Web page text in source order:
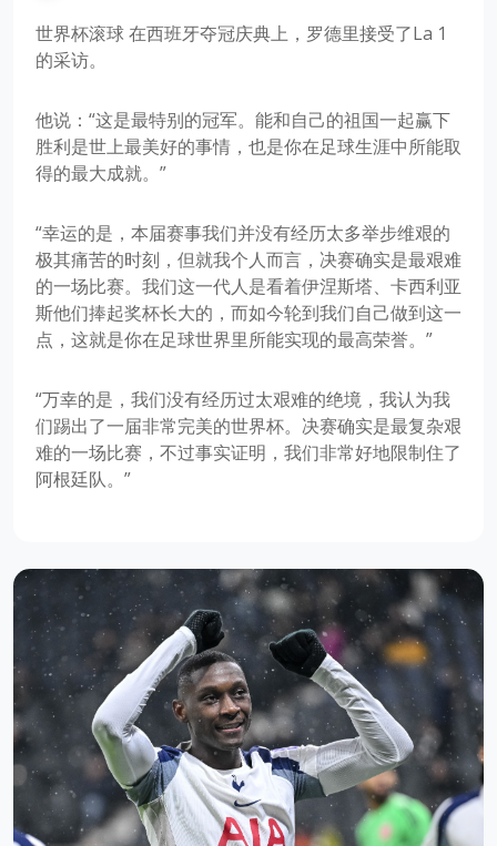
世界杯滚球 在西班牙夺冠庆典上，罗德里接受了La 1
的采访。
他说：“这是最特别的冠军。能和自己的祖国一起赢下
胜利是世上最美好的事情，也是你在足球生涯中所能取
得的最大成就。”
“幸运的是，本届赛事我们并没有经历太多举步维艰的
极其痛苦的时刻，但就我个人而言，决赛确实是最艰难
的一场比赛。我们这一代人是看着伊涅斯塔、卡西利亚
斯他们捧起奖杯长大的，而如今轮到我们自己做到这一
点，这就是你在足球世界里所能实现的最高荣誉。”
“万幸的是，我们没有经历过太艰难的绝境，我认为我
们踢出了一届非常完美的世界杯。决赛确实是最复杂艰
难的一场比赛，不过事实证明，我们非常好地限制住了
阿根廷队。”